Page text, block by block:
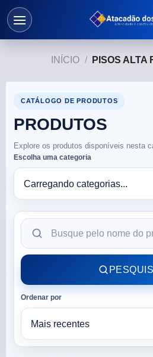
INÍCIO / PISOS ALTA
CATÁLOGO DE PRODUTOS
PRODUTOS
Explore os produtos disponíveis nesta
Escolha uma categoria
Ordenar por